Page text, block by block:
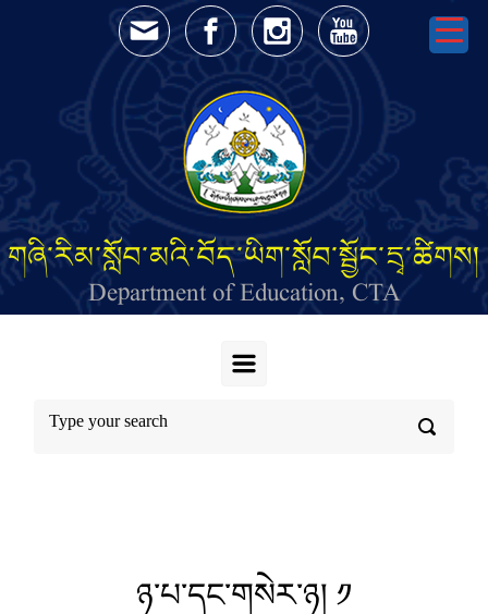
Skip to main content
གཞི་རིམ་སློབ་མའི་བོད་ཡིག་སློབ་སྦྱོང་དྲྭ་ཚིགས།
Department of Education, CTA
ཉ་པ་དང་གསེར་ཉ། ༡